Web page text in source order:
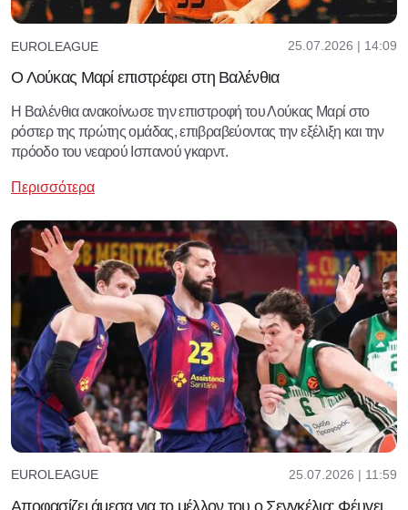
EUROLEAGUE 25.07.2026 | 14:09
Ο Λούκας Μαρί επιστρέφει στη Βαλένθια
Η Βαλένθια ανακοίνωσε την επιστροφή του Λούκας Μαρί στο
ρόστερ της πρώτης ομάδας, επιβραβεύοντας την εξέλιξη και την
πρόοδο του νεαρού Ισπανού γκαρντ.
Περισσότερα
EUROLEAGUE 25.07.2026 | 11:59
Αποφασίζει άμεσα για το μέλλον του ο Σενγκέλια: Φέυγει